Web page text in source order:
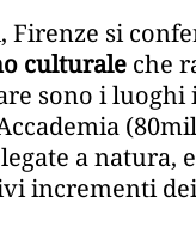
Firenze si
culturale che
sono i luoghi
a natura,
incrementi